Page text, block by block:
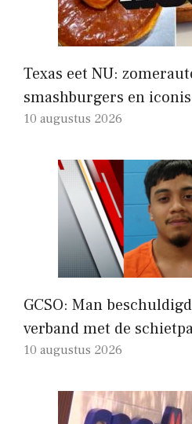
Texas eet NU:
smashburgers en
10 augustus 2026
GCSO: Man
verband met de
10 augustus 2026